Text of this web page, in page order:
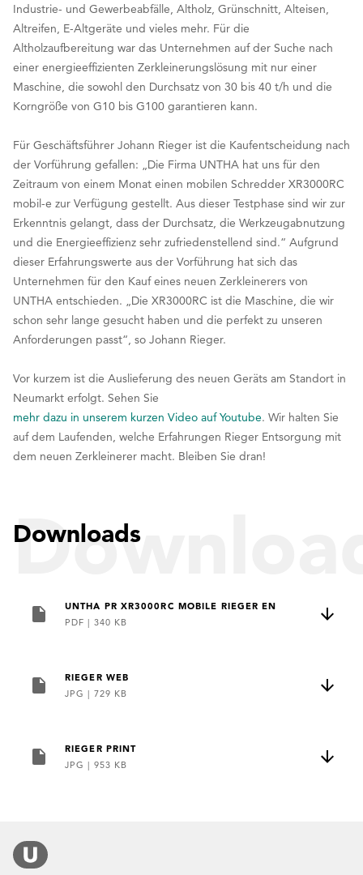
Industrie- und Gewerbeabfälle, Altholz, Grünschnitt, Alteisen,
Altreifen, E-Altgeräte und vieles mehr. Für die
Altholzaufbereitung war das Unternehmen auf der Suche nach
einer energieeffizienten Zerkleinerungslösung mit nur einer
Maschine, die sowohl den Durchsatz von 30 bis 40 t/h und die
Korngröße von G10 bis G100 garantieren kann.
Für Geschäftsführer Johann Rieger ist die Kaufentscheidung nach
der Vorführung gefallen: „Die Firma UNTHA hat uns für den
Zeitraum von einem Monat einen mobilen Schredder XR3000RC
mobil-e zur Verfügung gestellt. Aus dieser Testphase sind wir zur
Erkenntnis gelangt, dass der Durchsatz, die Werkzeugabnutzung
und die Energieeffizienz sehr zufriedenstellend sind.“ Aufgrund
dieser Erfahrungswerte aus der Vorführung hat sich das
Unternehmen für den Kauf eines neuen Zerkleinerers von
UNTHA entschieden. „Die XR3000RC ist die Maschine, die wir
schon sehr lange gesucht haben und die perfekt zu unseren
Anforderungen passt“, so Johann Rieger.
Vor kurzem ist die Auslieferung des neuen Geräts am Standort in
Neumarkt erfolgt. Sehen Sie
mehr dazu in unserem kurzen Video auf Youtube. Wir halten Sie
auf dem Laufenden, welche Erfahrungen Rieger Entsorgung mit
dem neuen Zerkleinerer macht. Bleiben Sie dran!
Downloads
UNTHA PR XR3000RC MOBILE RIEGER EN
PDF | 340 KB
RIEGER WEB
JPG | 729 KB
RIEGER PRINT
JPG | 953 KB